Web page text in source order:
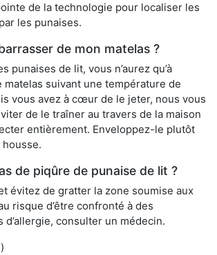
de la technologie pour localiser les
les punaises.
de mon matelas ?
punaises de lit, vous n’aurez qu’à
suivant une température de
vous avez à cœur de le jeter, nous vous
de le traîner au travers de la maison
entièrement. Enveloppez-le plutôt
de piqûre de punaise de lit ?
évitez de gratter la zone soumise aux
risque d’être confronté à des
d’allergie, consulter un médecin.